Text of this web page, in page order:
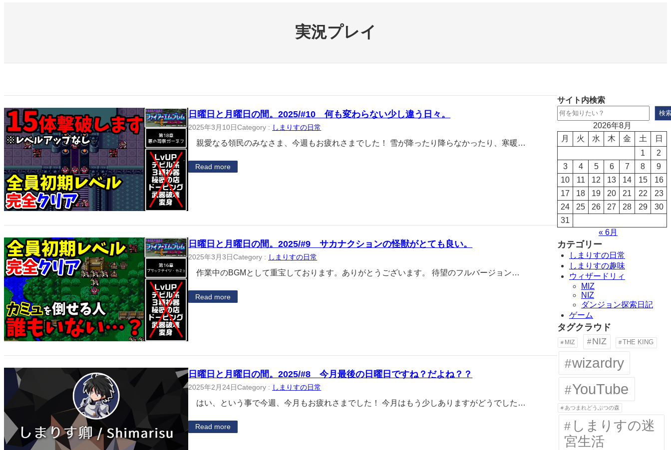
実況プレイ
日曜日と月曜日の間。2025/#10 何も変わらない少し違う日々。
2025年3月10日Category : しまりすの日常
親愛なる領民のみなさま、今週もお疲れさまでした！ 雪が降ったり降らなかったり、寒暖…
Read more
日曜日と月曜日の間。2025/#9 サカナクションの怪獣がとても良い。
2025年3月3日Category : しまりすの日常
作業中のBGMとして重宝しております。ありがとうございます。 待望のフルバージョン…
Read more
日曜日と月曜日の間。2025/#8 今月最後の日曜日ですね？だよね？？
2025年2月24日Category : しまりすの日常
はい、という事で今週、今月もお疲れさまでした！ 今月はもう少しありますがどうでした…
Read more
サイト内検索
検
2026年8月
月
火 水 木 金 土
日
1
2
3
4 5 6 7 8
9
10
11 12 13 14 15
16
17
18 19 20 21 22
23
24
25 26 27 28 29
30
31
« 6月
カテゴリー
しまりすの日常
しまりすの趣味
ウィザードリィ
MIZ
NIZ
ダンジョン探索日記
ゲーム
タグクラウド
MIZ NIZ THE KING
wizardry
YouTube
あつまれどうぶつの森
しまりすの迷
宮生活